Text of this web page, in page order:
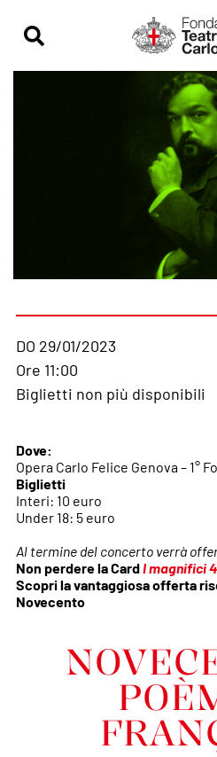
DO 29/01/2023
Ore 11:00
Biglietti non più disponibili
Dove:
Opera Carlo Felice Genova – 1°
Biglietti
Interi: 10 euro
Under 18: 5 euro
Al termine del concerto verrà
Non perdere la Card I magnifici
Scopri la vantaggiosa offerta
Novecento